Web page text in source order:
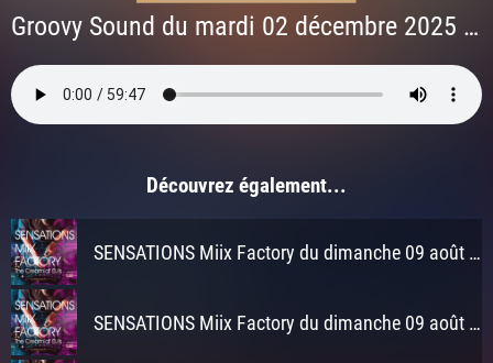
Groovy Sound du mardi 02 décembre 2025 à Partie 1
Découvrez également...
SENSATIONS Miix Factory du dimanche 09 août 2026 à 3h
SENSATIONS Miix Factory du dimanche 09 août 2026 à 2h